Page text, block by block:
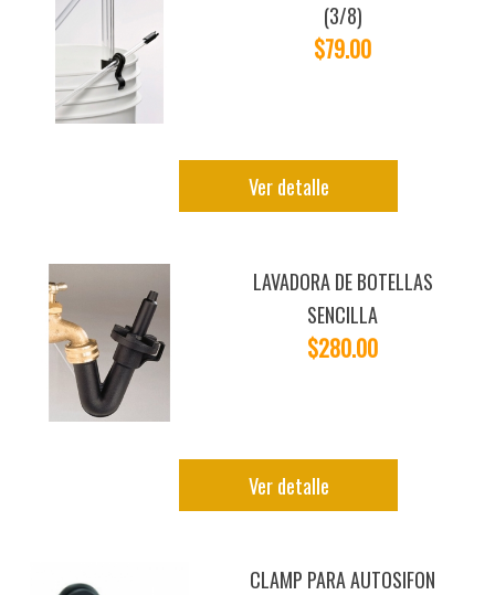
(3/8)
$79.00
Ver detalle
LAVADORA DE BOTELLAS
SENCILLA
$280.00
Ver detalle
CLAMP PARA AUTOSIFON